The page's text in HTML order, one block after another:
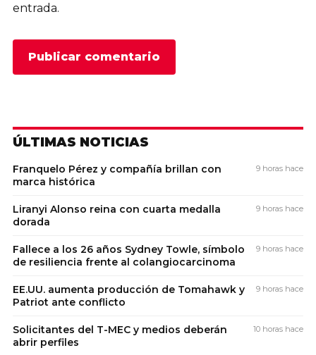
entrada.
ÚLTIMAS NOTICIAS
Franquelo Pérez y compañía brillan con
marca histórica
9 horas hace
Liranyi Alonso reina con cuarta medalla
dorada
9 horas hace
Fallece a los 26 años Sydney Towle, símbolo
de resiliencia frente al colangiocarcinoma
9 horas hace
EE.UU. aumenta producción de Tomahawk y
Patriot ante conflicto
9 horas hace
Solicitantes del T-MEC y medios deberán
abrir perfiles
10 horas hace